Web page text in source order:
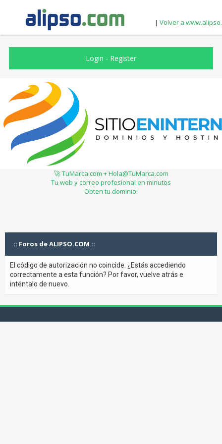
| Volver a
Login - Register
🚀 TuMarca.com + Hola@TuMarca.com
Tu web y correo profesional en minutos
Obten tu dominio!
:: Foros de ALIPSO.COM ::
El código de autorización no coincide. ¿Estás accediendo
correctamente a esta función? Por favor, vuelve atrás e
inténtalo de nuevo.